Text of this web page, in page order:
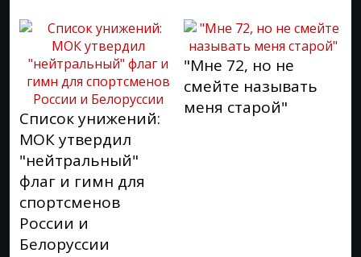
Список унижений:
МОК утвердил
"нейтральный"
флаг и гимн для
спортсменов
России и
Белоруссии
"Мне 72, но не
смейте называть
меня старой"